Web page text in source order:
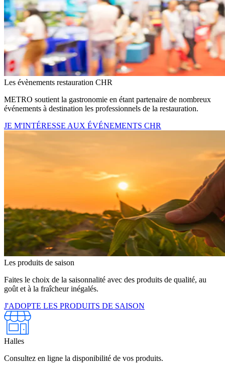
Les évènements restauration CHR
METRO soutient la gastronomie en étant partenaire de nombreux
événements à destination les professionnels de la restauration.
JE M'INTÉRESSE AUX ÉVÉNEMENTS CHR
Les produits de saison
Faites le choix de la saisonnalité avec des produits de qualité, au
goût et à la fraîcheur inégalés.
J'ADOPTE LES PRODUITS DE SAISON
Halles
Consultez en ligne la disponibilité de vos produits.